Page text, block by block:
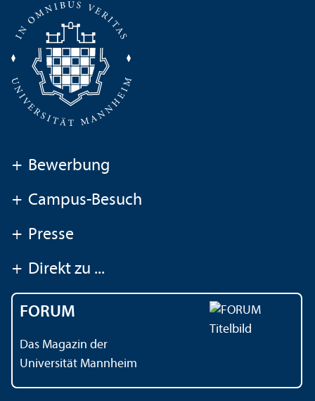
+ Bewerbung
+ Campus-Besuch
+ Presse
+ Direkt zu ...
FORUM
Das Magazin der
Universität Mannheim